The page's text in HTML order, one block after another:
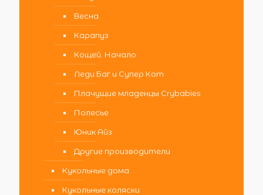
Весна
Карапуз
Кощей. Начало
Леди Баг и Супер Кот
Плачущие младенцы Crybabies
Полесье
Юник Айз
Другие производители
Кукольные дома
Кукольные коляски